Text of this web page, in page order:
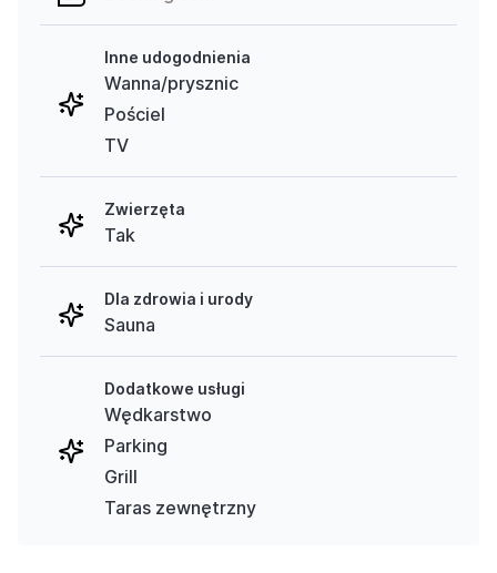
Inne udogodnienia
Wanna/prysznic
Pościel
TV
Zwierzęta
Tak
Dla zdrowia i urody
Sauna
Dodatkowe usługi
Wędkarstwo
Parking
Grill
Taras zewnętrzny